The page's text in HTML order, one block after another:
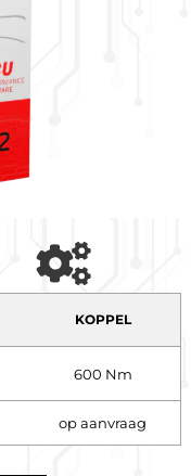
KOPPEL
600 Nm
op aanvraag